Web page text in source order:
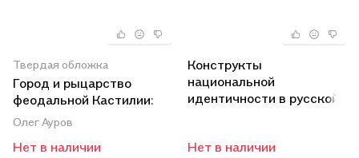
Твердая обложка
Город и рыцарство
феодальной Кастилии:
Сепульведа и Куэльяр в
XIII- середине XIV века
Олег Ауров
Нет в наличии
Конструкты
национальной
идентичности в русской
Серебряный в
Нет в наличии